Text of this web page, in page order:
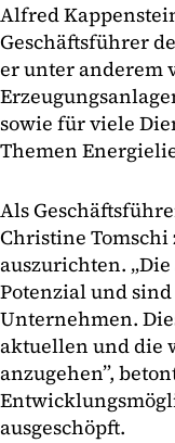
Alfred
Geschäftsführer
er unter anderem
sowie für viele
Themen
Als
Christine Tomschi
auszurichten.
Potenzial und
Unternehmen.
aktuellen und die
anzugehen”,
ausgeschöpft.